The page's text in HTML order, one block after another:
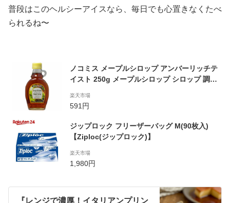
普段はこのヘルシーアイスなら、毎日でも心置きなくたべ
られるね〜
ノコミス メープルシロップ アンバーリッチテ
イスト 250g メープルシロップ シロップ 調味
ュガー
楽天市場
591円
ジップロック フリーザーバッグ M(90枚入)
【Ziploc(ジップロック)】
楽天市場
1,980円
『レンジで濃厚！イタリアンプリン